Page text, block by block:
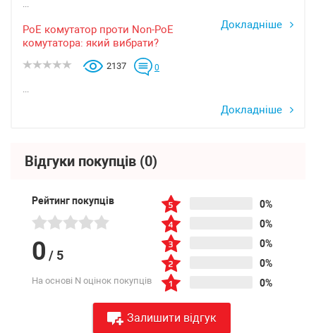
...
Докладніше
PoE комутатор проти Non-PoE
комутатора: який вибрати?
2137 0
...
Докладніше
Відгуки покупців (0)
Рейтинг покупців
0 / 5
На основі N оцінок покупців
0%
0%
0%
0%
0%
Залишити відгук